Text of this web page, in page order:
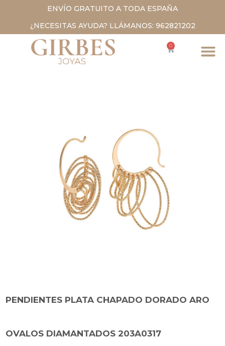
ENVÍO GRATUITO A TODA ESPAÑA
¿NECESITAS AYUDA? LLÁMANOS: 962821202
0
PENDIENTES PLATA CHAPADO DORADO ARO
OVALOS DIAMANTADOS 203A0317